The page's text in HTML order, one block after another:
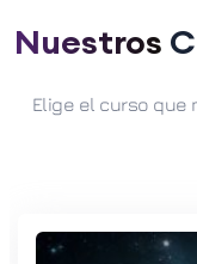
Nuestros
Elige el curso que